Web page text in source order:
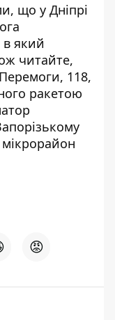
що у Дніпрі
в який
читайте,
118,
ракетою
😡